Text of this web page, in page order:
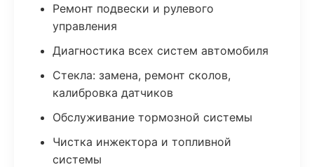
Ремонт подвески и рулевого
управления
Диагностика всех систем автомобиля
Стекла: замена, ремонт сколов,
калибровка датчиков
Обслуживание тормозной системы
Чистка инжектора и топливной
системы